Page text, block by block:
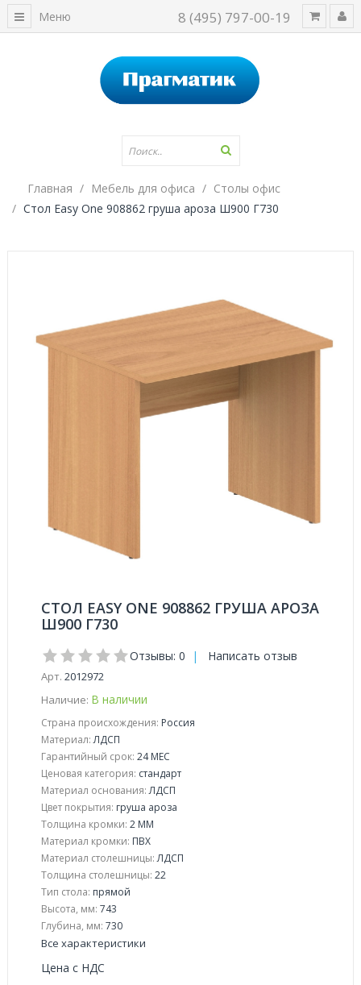
8 (495) 797-00-19
Меню
Главная Мебель для офиса
Столы офис
Стол Easy One 908862 груша ароза Ш900 Г730
СТОЛ EASY ONE 908862 ГРУША АРОЗА
Ш900 Г730
Отзывы: 0 | Написать отзыв
Арт. 2012972
Наличие: В наличии
Страна происхождения: Россия
Материал:ЛДСП
Гарантийный срок: 24 МЕС
Ценовая категория: стандарт
Материал основания:ЛДСП
Цвет покрытия: груша ароза
Толщина кромки: 2 ММ
Материал кромки: ПВХ
Материал столешницы:ЛДСП
Толщина столешницы: 22
Тип стола: прямой
Высота, мм: 743
Глубина, мм: 730
Все характеристики
Цена с НДС